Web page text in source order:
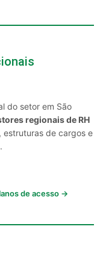
do setor em São
regionais de RH
estruturas de cargos e
de acesso →